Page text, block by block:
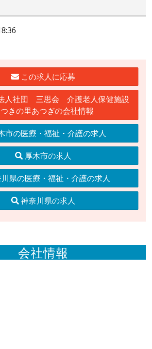
この求人に応募
人社団 三思会 介護老人保健施設
きの里あつぎの会社情報
市の医療・福祉・介護の求人
厚木市の求人
県の医療・福祉・介護の求人
神奈川県の求人
会社情報